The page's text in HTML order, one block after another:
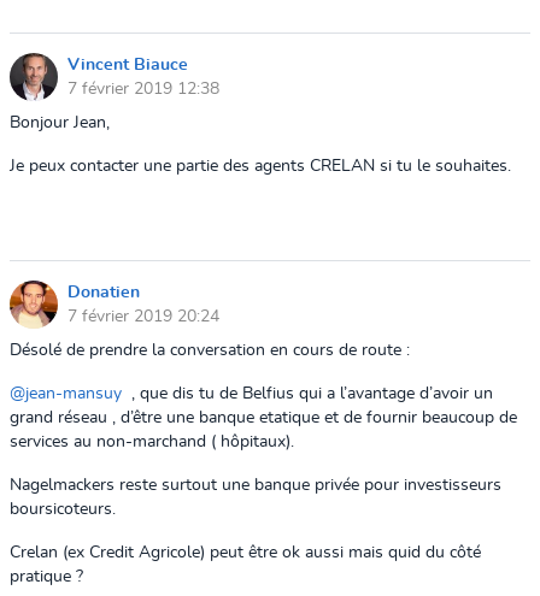
Vincent Biauce
7 février 2019 12:38
Bonjour Jean,
Je peux contacter une partie des agents CRELAN si tu le souhaites.
Donatien
7 février 2019 20:24
Désolé de prendre la conversation en cours de route :
@jean-mansuy
, que dis tu de Belfius qui a l’avantage d’avoir un
grand réseau , d’être une banque etatique et de fournir beaucoup de
services au non-marchand ( hôpitaux).
Nagelmackers reste surtout une banque privée pour investisseurs
boursicoteurs.
Crelan (ex Credit Agricole) peut être ok aussi mais quid du côté
pratique ?